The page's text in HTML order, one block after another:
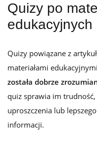
Quizy po
edukacyjnych
Quizy powiązane z
materiałami
została dobrze
quiz sprawia im trudność,
uproszczenia lub
informacji.